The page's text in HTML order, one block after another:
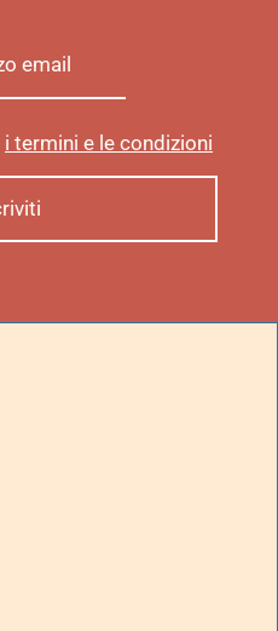
i termini e le condizioni